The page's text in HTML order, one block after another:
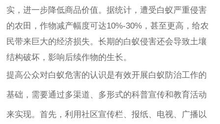
实，进一步降低商品价值。据统计，遭受白蚁严重侵害
的农田，作物减产幅度可达10%-30%，甚至更高，给农
民带来巨大的经济损失。长期的白蚁侵害还会导致土壤
结构破坏，影响后续作物的生长。
提高公众对白蚁危害的认识是有效开展白蚁防治工作的
基础，需要通过多渠道、多形式的科普宣传和教育活动
来实现。首先，利用社区宣传栏、报纸、电视、广播以